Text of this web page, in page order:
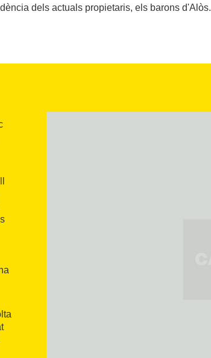
dels actuals propietaris, els barons d'Alòs.